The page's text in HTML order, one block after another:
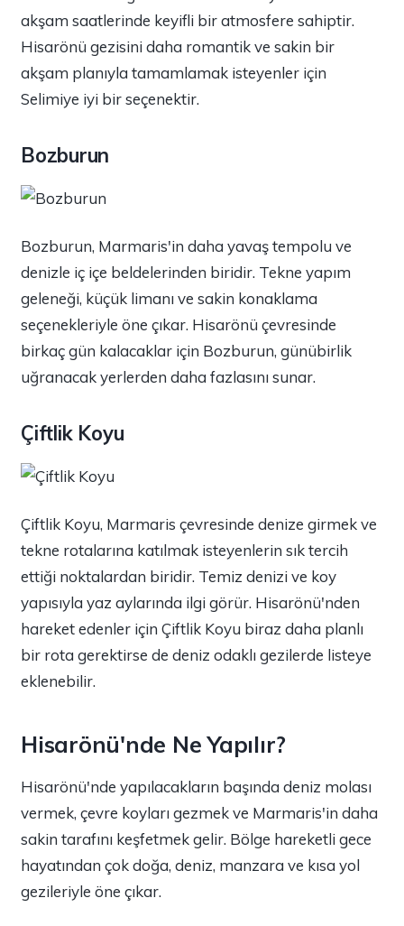
akşam saatlerinde keyifli bir atmosfere sahiptir.
Hisarönü gezisini daha romantik ve sakin bir
akşam planıyla tamamlamak isteyenler için
Selimiye iyi bir seçenektir.
Bozburun
Bozburun, Marmaris'in daha yavaş tempolu ve
denizle iç içe beldelerinden biridir. Tekne yapım
geleneği, küçük limanı ve sakin konaklama
seçenekleriyle öne çıkar. Hisarönü çevresinde
birkaç gün kalacaklar için Bozburun, günübirlik
uğranacak yerlerden daha fazlasını sunar.
Çiftlik Koyu
Çiftlik Koyu, Marmaris çevresinde denize girmek ve
tekne rotalarına katılmak isteyenlerin sık tercih
ettiği noktalardan biridir. Temiz denizi ve koy
yapısıyla yaz aylarında ilgi görür. Hisarönü'nden
hareket edenler için Çiftlik Koyu biraz daha planlı
bir rota gerektirse de deniz odaklı gezilerde listeye
eklenebilir.
Hisarönü'nde Ne Yapılır?
Hisarönü'nde yapılacakların başında deniz molası
vermek, çevre koyları gezmek ve Marmaris'in daha
sakin tarafını keşfetmek gelir. Bölge hareketli gece
hayatından çok doğa, deniz, manzara ve kısa yol
gezileriyle öne çıkar.